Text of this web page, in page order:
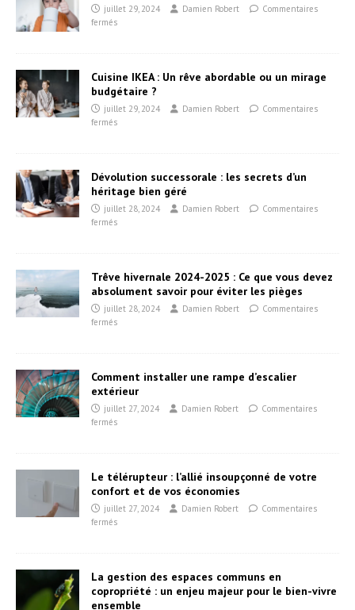
juillet 29, 2024 Damien Robert
Commentaires
fermés
Cuisine IKEA : Un rêve abordable ou un mirage
budgétaire ?
juillet 29, 2024 Damien Robert
Commentaires
fermés
Dévolution successorale : les secrets d’un
héritage bien géré
juillet 28, 2024 Damien Robert
Commentaires
fermés
Trêve hivernale 2024-2025 : Ce que vous devez
absolument savoir pour éviter les pièges
juillet 28, 2024 Damien Robert
Commentaires
fermés
Comment installer une rampe d’escalier
extérieur
juillet 27, 2024 Damien Robert
Commentaires
fermés
Le télérupteur : l’allié insoupçonné de votre
confort et de vos économies
juillet 27, 2024 Damien Robert
Commentaires
fermés
La gestion des espaces communs en
copropriété : un enjeu majeur pour le bien-vivre
ensemble